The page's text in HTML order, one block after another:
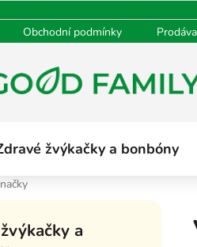
Obchodní podmínky
žvýkačky a bonbóny
a